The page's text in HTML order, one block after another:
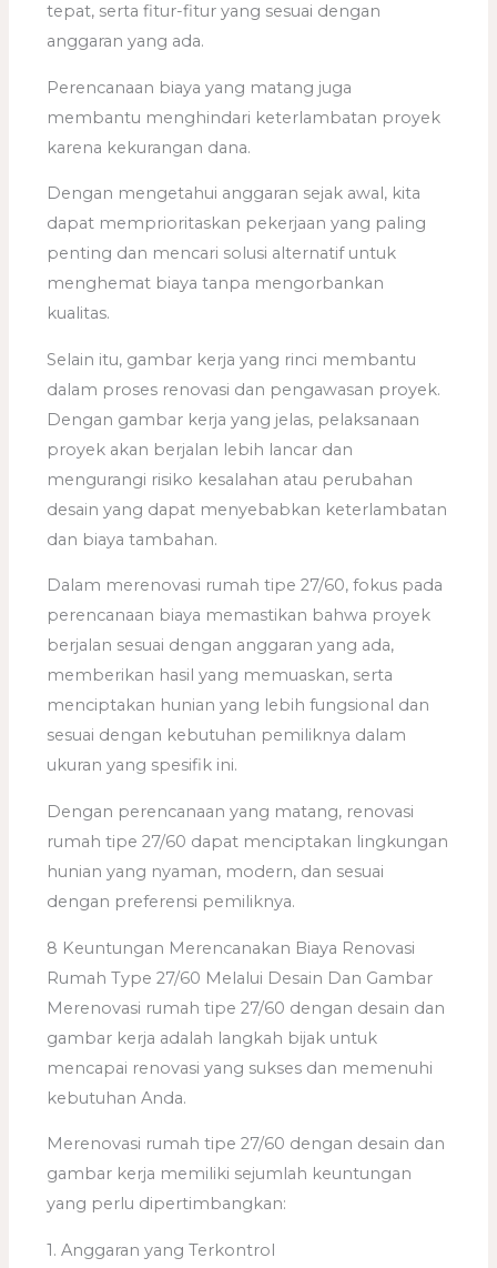
tepat, serta fitur-fitur yang sesuai dengan
anggaran yang ada.
Perencanaan biaya yang matang juga
membantu menghindari keterlambatan proyek
karena kekurangan dana.
Dengan mengetahui anggaran sejak awal, kita
dapat memprioritaskan pekerjaan yang paling
penting dan mencari solusi alternatif untuk
menghemat biaya tanpa mengorbankan
kualitas.
Selain itu, gambar kerja yang rinci membantu
dalam proses renovasi dan pengawasan proyek.
Dengan gambar kerja yang jelas, pelaksanaan
proyek akan berjalan lebih lancar dan
mengurangi risiko kesalahan atau perubahan
desain yang dapat menyebabkan keterlambatan
dan biaya tambahan.
Dalam merenovasi rumah tipe 27/60, fokus pada
perencanaan biaya memastikan bahwa proyek
berjalan sesuai dengan anggaran yang ada,
memberikan hasil yang memuaskan, serta
menciptakan hunian yang lebih fungsional dan
sesuai dengan kebutuhan pemiliknya dalam
ukuran yang spesifik ini.
Dengan perencanaan yang matang, renovasi
rumah tipe 27/60 dapat menciptakan lingkungan
hunian yang nyaman, modern, dan sesuai
dengan preferensi pemiliknya.
8 Keuntungan Merencanakan Biaya Renovasi
Rumah Type 27/60 Melalui Desain Dan Gambar
Merenovasi rumah tipe 27/60 dengan desain dan
gambar kerja adalah langkah bijak untuk
mencapai renovasi yang sukses dan memenuhi
kebutuhan Anda.
Merenovasi rumah tipe 27/60 dengan desain dan
gambar kerja memiliki sejumlah keuntungan
yang perlu dipertimbangkan:
1. Anggaran yang Terkontrol